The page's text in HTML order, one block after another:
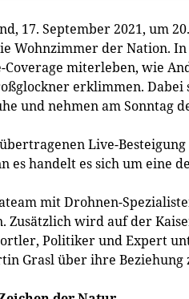
17. September 2021, um
Wohnzimmer der Nation.
miterleben, wie
erklimmen.
und nehmen am Sonntag
Live-
es handelt es sich um eine
mit Drohnen-
Zusätzlich wird auf der
Politiker und Expert
Grasl über ihre Beziehung